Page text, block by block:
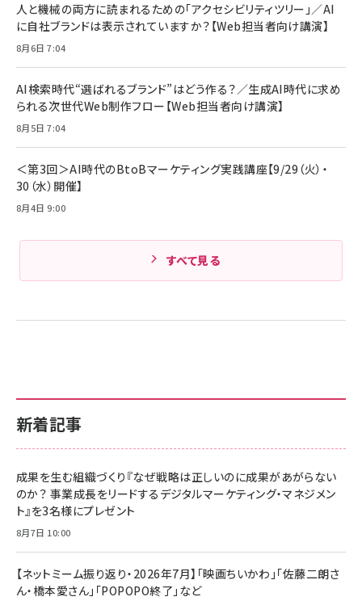
組織の成果を最大化する ルールのデザイン
￥1,980
Amazonランキングをもっと見る
技術基準適合】ブラック
￥5,990
ケーブル Anker絡まないケーブル 240W 結束バン
ド付き USB PD対応 シリコン素材採用 iPhone
17 / 16 / 15 / Galaxy iPad Pro MacBook
Pro/Air 各種対応 (1.8m ミッドナイトブラック)
￥1,890
サッポロ 生ビール 黒ラベル 350ml 缶 24本 ビー
ル ケース買い【6/30応募〆切! 黒ラベルビヤセラー
￥4,857
新着記事
成果を生む組織づくり『なぜ戦略は正しいのに成果があがらない
のか？ 事業成長をリードするデジタルマーケティング・マネジメン
ト』を3名様にプレゼント
8月7日 10:00
【ネットミーム振り返り・2026年7月】「映画ちいかわ」「佐藤二朗さ
ん・橋本愛さん」「POPOPO終了」など
人と機械の両方に読まれるための「アクセシビリティツリー」／AI
に自社ブランドは表示されていますか？【Web担当者向け講演】
8月6日 7:04
AI検索時代“選ばれるブランド”はどう作る？／生成AI時代に求め
られる次世代Web制作フロー【Web担当者向け講演】
8月5日 7:04
＜第3回＞AI時代のBtoBマーケティング実践講座【9/29（火）・
30（水）開催】
8月4日 9:00
すべて見る